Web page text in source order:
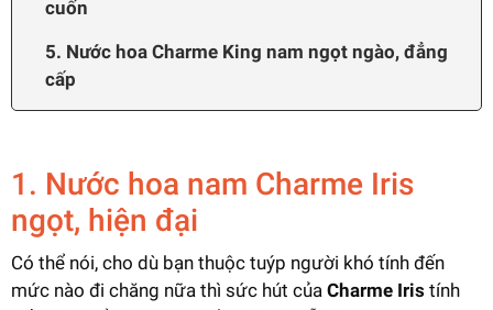
cuốn
5. Nước hoa Charme King nam ngọt ngào, đẳng
cấp
1. Nước hoa nam Charme Iris
ngọt, hiện đại
Có thể nói, cho dù bạn thuộc tuýp người khó tính đến
mức nào đi chăng nữa thì sức hút của Charme Iris tính